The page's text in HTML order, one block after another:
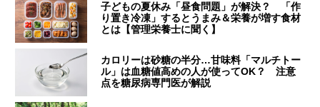
子どもの夏休み「昼食問題」が解決？ 「作
り置き冷凍」するとうまみ＆栄養が増す食材
とは【管理栄養士に聞く】
カロリーは砂糖の半分…甘味料「マルチトー
ル」は血糖値高めの人が使ってOK？ 注意
点を糖尿病専門医が解説